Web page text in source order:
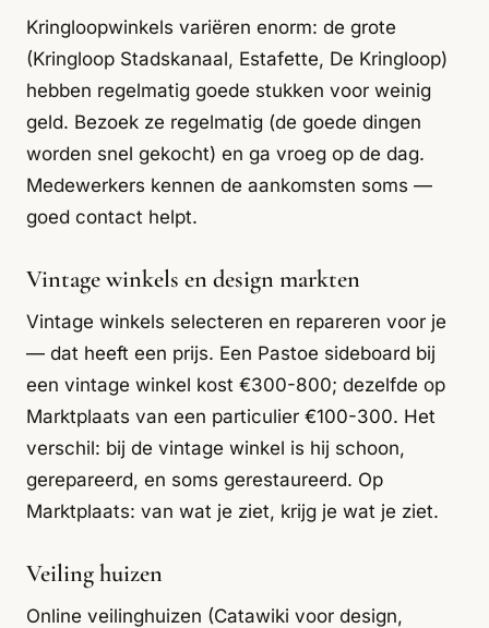
Kringloopwinkels variëren enorm: de grote
(Kringloop Stadskanaal, Estafette, De Kringloop)
hebben regelmatig goede stukken voor weinig
geld. Bezoek ze regelmatig (de goede dingen
worden snel gekocht) en ga vroeg op de dag.
Medewerkers kennen de aankomsten soms —
goed contact helpt.
Vintage winkels en design markten
Vintage winkels selecteren en repareren voor je
— dat heeft een prijs. Een Pastoe sideboard bij
een vintage winkel kost €300-800; dezelfde op
Marktplaats van een particulier €100-300. Het
verschil: bij de vintage winkel is hij schoon,
gerepareerd, en soms gerestaureerd. Op
Marktplaats: van wat je ziet, krijg je wat je ziet.
Veiling huizen
Online veilinghuizen (Catawiki voor design,